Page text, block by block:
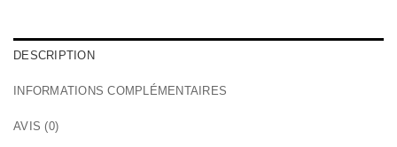
DESCRIPTION
INFORMATIONS COMPLÉMENTAIRES
AVIS (0)